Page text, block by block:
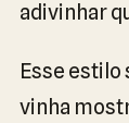
adivinhar
Esse estilo
vinha